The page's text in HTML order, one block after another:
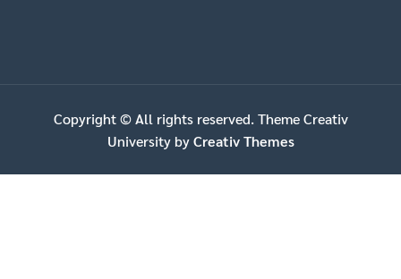
Copyright © All rights reserved. Theme Creativ
University byCreativ Themes